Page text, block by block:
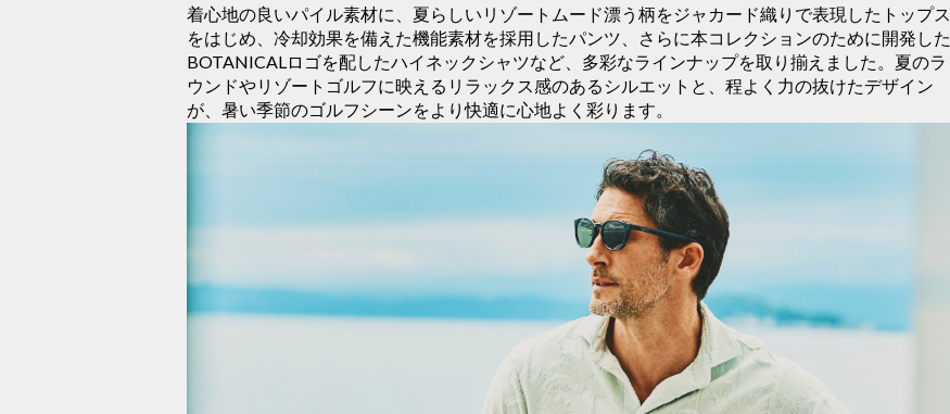
着心地の良いパイル素材に、夏らしいリゾートムード漂う柄をジャカード織りで表現したトップス
をはじめ、冷却効果を備えた機能素材を採用したパンツ、さらに本コレクションのために開発した
BOTANICALロゴを配したハイネックシャツなど、多彩なラインナップを取り揃えました。夏のラ
ウンドやリゾートゴルフに映えるリラックス感のあるシルエットと、程よく力の抜けたデザイン
が、暑い季節のゴルフシーンをより快適に心地よく彩ります。